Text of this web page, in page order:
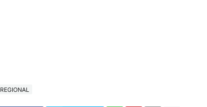
REGIONAL